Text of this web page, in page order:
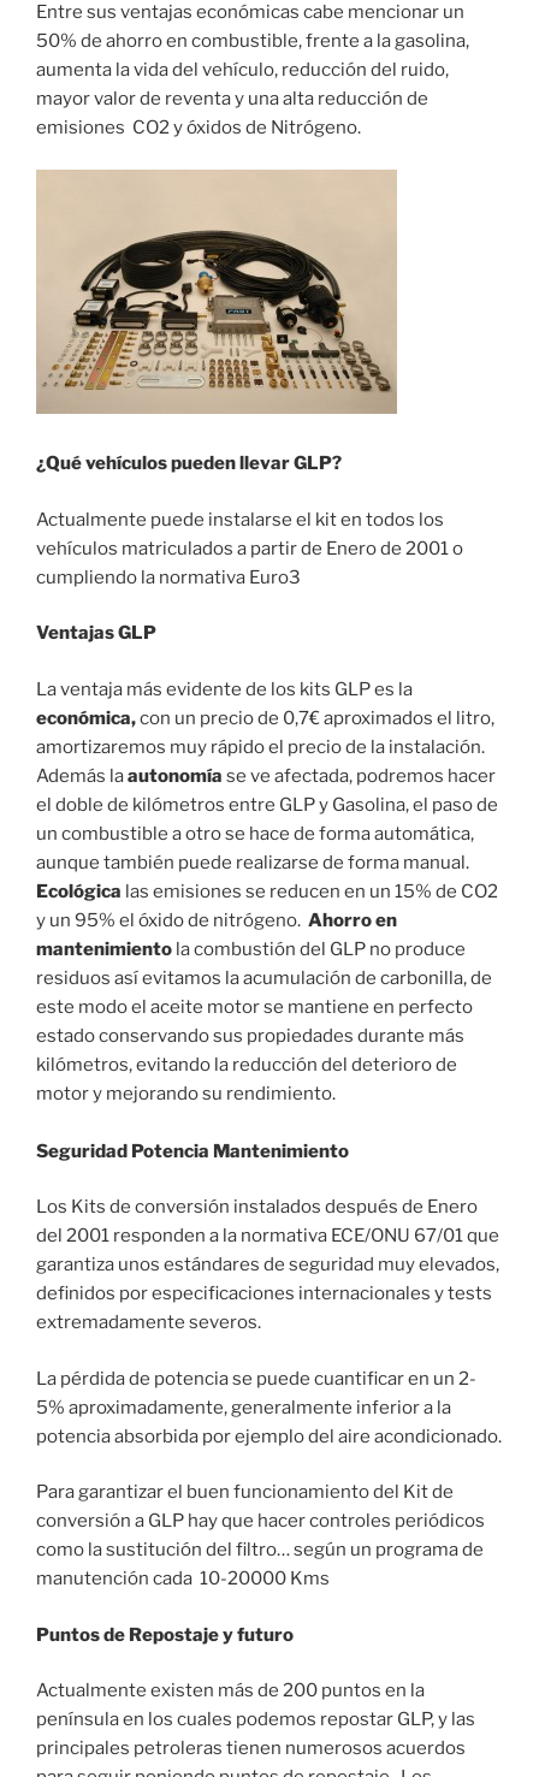
Entre sus ventajas económicas cabe mencionar un
50% de ahorro en combustible, frente a la gasolina,
aumenta la vida del vehículo, reducción del ruido,
mayor valor de reventa y una alta reducción de
emisiones CO2 y óxidos de Nitrógeno.
¿Qué vehículos pueden llevar GLP?
Actualmente puede instalarse el kit en todos los
vehículos matriculados a partir de Enero de 2001 o
cumpliendo la normativa Euro3
Ventajas GLP
La ventaja más evidente de los kits GLP es la
económica,con un precio de 0,7€ aproximados el litro,
amortizaremos muy rápido el precio de la instalación.
Además laautonomía se ve afectada, podremos hacer
el doble de kilómetros entre GLP y Gasolina, el paso de
un combustible a otro se hace de forma automática,
aunque también puede realizarse de forma manual.
Ecológica las emisiones se reducen en un 15% de CO2
y un 95% el óxido de nitrógeno. Ahorro en
mantenimiento la combustión del GLP no produce
residuos así evitamos la acumulación de carbonilla, de
este modo el aceite motor se mantiene en perfecto
estado conservando sus propiedades durante más
kilómetros, evitando la reducción del deterioro de
motor y mejorando su rendimiento.
Seguridad Potencia Mantenimiento
Los Kits de conversión instalados después de Enero
del 2001 responden a la normativa ECE/ONU 67/01 que
garantiza unos estándares de seguridad muy elevados,
definidos por especificaciones internacionales y tests
extremadamente severos.
La pérdida de potencia se puede cuantificar en un 2-
5% aproximadamente, generalmente inferior a la
potencia absorbida por ejemplo del aire acondicionado.
Para garantizar el buen funcionamiento del Kit de
conversión a GLP hay que hacer controles periódicos
como la sustitución del filtro… según un programa de
manutención cada 10-20000 Kms
Puntos de Repostaje y futuro
Actualmente existen más de 200 puntos en la
península en los cuales podemos repostar GLP, y las
principales petroleras tienen numerosos acuerdos